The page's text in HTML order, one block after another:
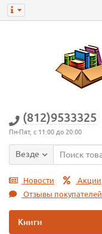
(812)9533325
Пн-Пят, с 11:00 до 20:00
Везде
Новости Акции
Отзывы покупателей
Книги